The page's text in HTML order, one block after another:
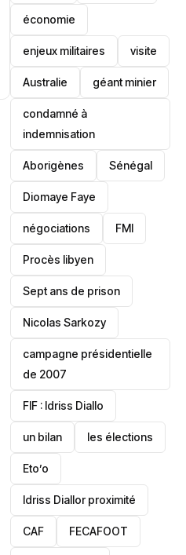
JUSTICE
POLITIQUE
Tinubu
désamorce une
crise à Osun
économie
enjeux militaires visite
‎Australie géant minier
condamné à
indemnisation
Aborigènes Sénégal
Diomaye Faye
négociations FMI
Procès libyen
Sept ans de prison
Nicolas Sarkozy
campagne présidentielle
de 2007
‎FIF : Idriss Diallo
un bilan les élections
Eto’o
Idriss Diallor proximité
CAF FECAFOOT